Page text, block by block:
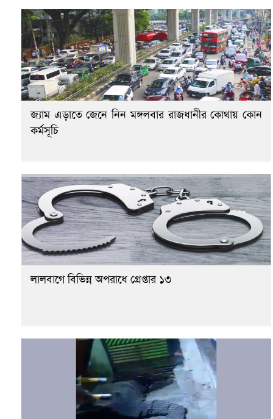
জ্যাম এড়াতে জেনে নিন মঙ্গলবার রাজধানীর কোথায় কোন
কর্মসূচি
লালবাগে বিভিন্ন অপরাধে গ্রেপ্তার ১৩